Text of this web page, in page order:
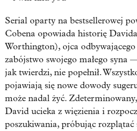
Serial oparty na bestsellerowej
Cobena opowiada historię
Worthington), ojca
zabójstwo swojego małego syna
jak twierdzi, nie popełnił.
pojawiają się nowe dowody
może nadal żyć.
David ucieka z więzienia i
poszukiwania, próbując rozplątać